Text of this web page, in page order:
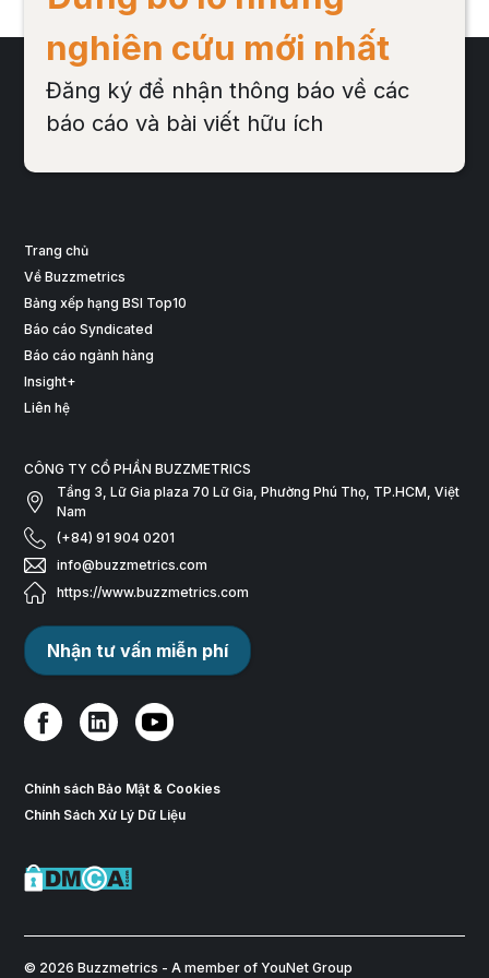
nghiên cứu mới nhất
Đăng ký để nhận thông báo về các
báo cáo và bài viết hữu ích
Trang chủ
Về Buzzmetrics
Bảng xếp hạng BSI Top10
Báo cáo Syndicated
Báo cáo ngành hàng
Insight+
Liên hệ
CÔNG TY CỔ PHẦN BUZZMETRICS
Tầng 3, Lữ Gia plaza 70 Lữ Gia, Phường Phú Thọ, TP.HCM, Việt
Nam
(+84) 91 904 0201
info@buzzmetrics.com
https://www.buzzmetrics.com
Nhận tư vấn miễn phí
Chính sách Bảo Mật & Cookies
Chính Sách Xử Lý Dữ Liệu
© 2026 Buzzmetrics - A member of YouNet Group